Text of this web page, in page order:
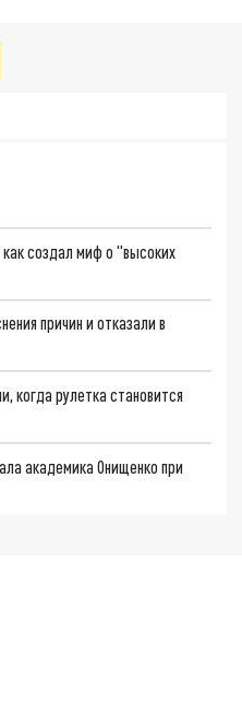
создал миф о "высоких
причин и отказали в
когда рулетка становится
академика Онищенко при